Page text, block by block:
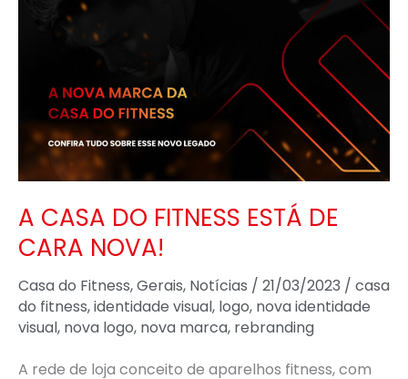
A CASA DO FITNESS ESTÁ DE
CARA NOVA!
Casa do Fitness,Gerais, Notícias / 21/03/2023 / casa
do fitness,identidade visual, logo, nova identidade
visual, nova logo, nova marca, rebranding
A rede de loja conceito de aparelhos fitness, com
CASA
ESTÁ
CARA
NOVA!